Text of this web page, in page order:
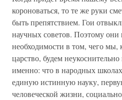
короноваться, то те же руки
быть препятствием. Гои
научных советов. Поэтому они
необходимости в том, чего мы,
царство, будем
именно: что в народных
единую истинную науку,
человеческой жизни,